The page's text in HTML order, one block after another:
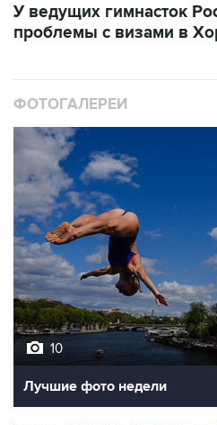
У ведущих гимнасток
проблемы с визами в
ФОТОГАЛЕРЕИ
10
Лучшие фото недели